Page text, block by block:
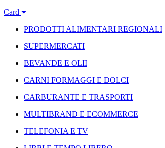
Card
PRODOTTI ALIMENTARI REGIONALI
SUPERMERCATI
BEVANDE E OLII
CARNI FORMAGGI E DOLCI
CARBURANTE E TRASPORTI
MULTIBRAND E ECOMMERCE
TELEFONIA E TV